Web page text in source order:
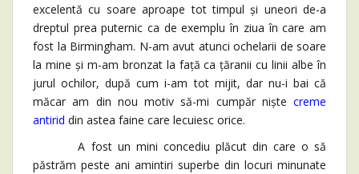
excelentă cu soare aproape tot timpul și uneori de-a
dreptul prea puternic ca de exemplu în ziua în care am
fost la Birmingham. N-am avut atunci ochelarii de soare
la mine și m-am bronzat la față ca țăranii cu linii albe în
jurul ochilor, după cum i-am tot mijit, dar nu-i bai că
măcar am din nou motiv să-mi cumpăr niște creme
antirid din astea faine care lecuiesc orice.
A fost un mini concediu plăcut din care o să
păstrăm peste ani amintiri superbe din locuri minunate